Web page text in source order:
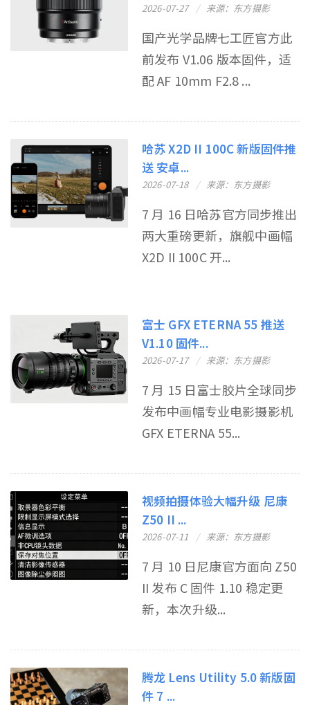
2026-07-27 来源：东方摄影
国产光学品牌七工匠官方此
前发布 V1.06 版本固件，适
配 AF 10mm F2.8 ...
哈苏 X2D II 100C 新版固件推
送 安卓...
2026-07-18 来源：东方摄影
7 月 16 日哈苏官方同步推出
两大重磅更新，旗舰中画幅
X2D II 100C 开...
富士 GFX ETERNA 55 推送
V1.10 固件...
2026-07-17 来源：东方摄影
7 月 15 日富士胶片全球同步
发布中画幅专业电影摄影机
GFX ETERNA 55...
视频拍摄体验大幅升级 尼康
Z50 II ...
2026-07-11 来源：东方摄影
7 月 10 日尼康官方面向 Z50
II 发布 C 固件 1.10 稳定更
新，本次升级...
腾龙 Lens Utility 5.0 新版固
件 7 ...